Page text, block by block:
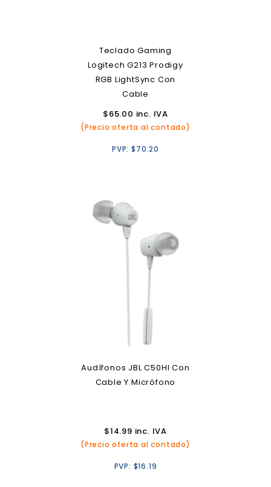
Teclado Gaming
Logitech G213 Prodigy
RGB LightSync Con
Cable
$65.00 inc. IVA
(Precio oferta al contado)
PVP:$70.20
Audífonos JBL C50HI Con
Cable Y Micrófono
$14.99 inc. IVA
(Precio oferta al contado)
PVP: $16.19